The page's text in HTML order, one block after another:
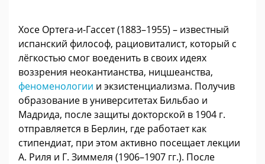
Хосе Ортега-и-Гассет (1883–1955) – известный
испанский философ, рациовиталист, который с
лёгкостью смог воеденить в своих идеях
воззрения неокантианства, ницшеанства,
феноменологии и экзистенциализма. Получив
образование в университетах Бильбао и
Мадрида, после защиты докторской в 1904 г.
отправляется в Берлин, где работает как
стипендиат, при этом активно посещает лекции
А. Риля и Г. Зиммеля (1906–1907 гг.). После